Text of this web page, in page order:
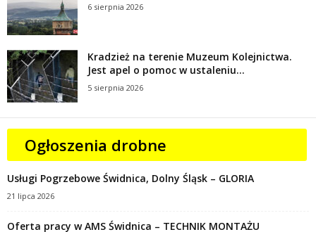
6 sierpnia 2026
Kradzież na terenie Muzeum Kolejnictwa.
Jest apel o pomoc w ustaleniu...
5 sierpnia 2026
Ogłoszenia drobne
Usługi Pogrzebowe Świdnica, Dolny Śląsk – GLORIA
21 lipca 2026
Oferta pracy w AMS Świdnica – TECHNIK MONTAŻU